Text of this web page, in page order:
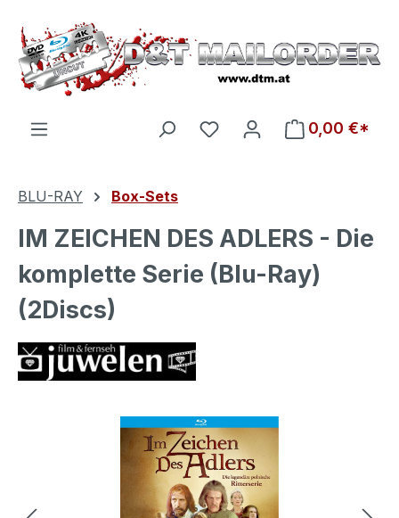
Zum Hauptinhalt springen
Du hast 0 Produkte auf
0,00 €*
BLU-RAY Box-Sets
IM ZEICHEN DES ADLERS - Die
komplette Serie (Blu-Ray)
(2Discs)
Bildergalerie überspringen